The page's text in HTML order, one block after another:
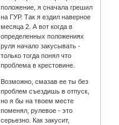
положение, я сначала грешил
на ГУР. Так я ездил наверное
месяца 2. А вот когда в
определенных положениях
руля начало закусывать -
только тогда понял что
проблема в крестовине.
Возможно, смазав ее ты без
проблем съездишь в отпуск,
но я бы на твоем месте
поменял, рулевое - это
серьезно. Как закусит,